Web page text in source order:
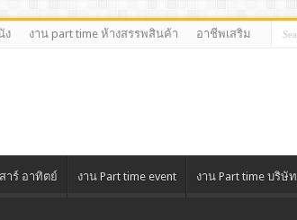
ง งาน part time ห้างสรรพสินค้า อาชีพเสริม
าร์ อาทิตย์ งาน Part time event งาน Part time บริษัท